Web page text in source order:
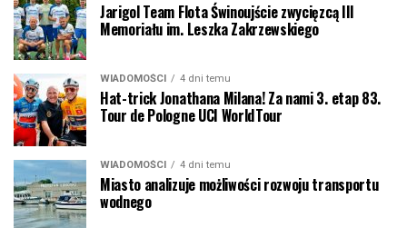
Jarigol Team Flota Świnoujście zwycięzcą III
Memoriału im. Leszka Zakrzewskiego
WIADOMOŚCI 4 dni temu
Hat-trick Jonathana Milana! Za nami 3. etap 83.
Tour de Pologne UCI WorldTour
WIADOMOŚCI 4 dni temu
Miasto analizuje możliwości rozwoju transportu
wodnego